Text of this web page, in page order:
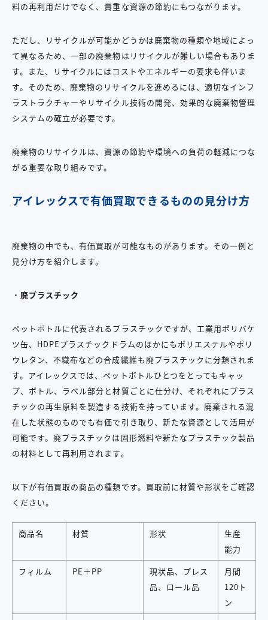
料の再利用だけでなく、貴重な資源の節約にもつながります。
ただし、リサイクルが可能かどうかは廃棄物の種類や地域によっ
て異なるため、一部の廃棄物はリサイクルが難しい場合もありま
す。また、リサイクルにはコストやエネルギーの要求も伴いま
す。そのため、廃棄物のリサイクルを進めるには、適切なインフ
ラストラクチャーやリサイクル技術の開発、効果的な廃棄物管理
システムの確立が必要です。
廃棄物のリサイクルは、資源の節約や環境への負荷の軽減につな
がる重要な取り組みです。
アイレックスで有価買取できるものの見分け方
廃棄物の中でも、有価買取が可能なものがあります。その一例と
見分け方を紹介します。
・廃プラスチック
ペットボトルに代表されるプラスチックですが、工業用ポリバケ
ツ缶、HDPEプラスチックドラムのほかにもポリエステルやポリ
ウレタン、不織布などの合成繊維も廃プラスチックに分類されま
す。アイレックスでは、ペットボトルひとつをとってもキャッ
プ、ボトル、ラベル部分と材質ごとに仕分け、それぞれにプラス
チックの再生原料を製造する技術を持っています。廃棄される混
在した状態のものでも有価で引き取り、新たな資源として活用が
可能です。廃プラスチックは固形燃料や新たなプラスチック製品
の材料として再利用されます。
以下が有価買取の商品の種類です。買取前に材質や形状をご確認
ください。
商品名 材質 形状
生産
能力
フィルム
PE＋PP
現状品、プレス
品、ロール品
月間
120ト
ン